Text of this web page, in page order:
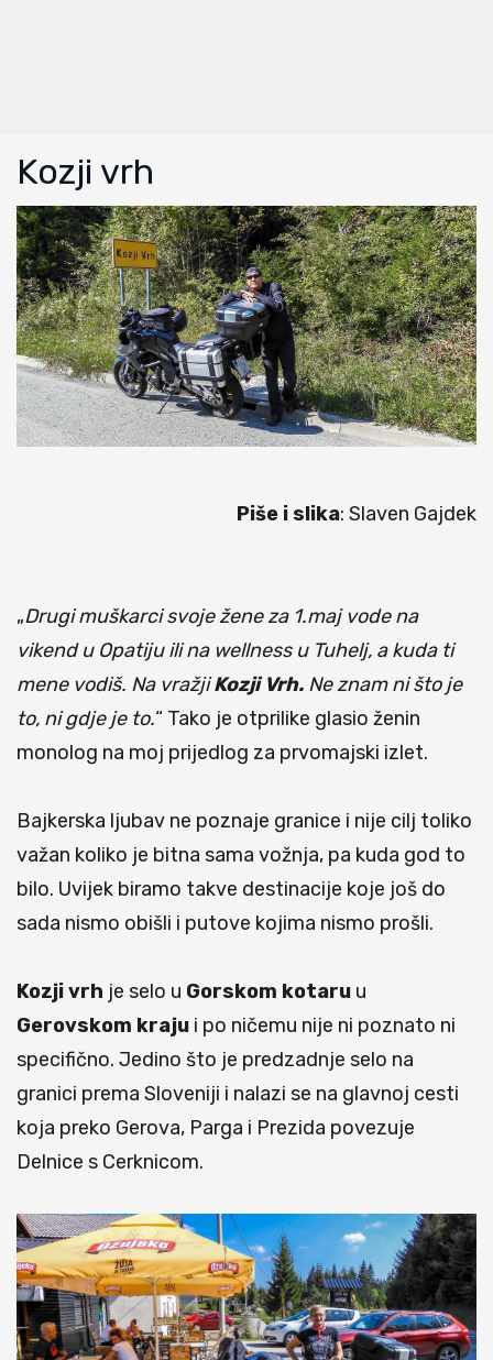
Kozji vrh
Piše i slika: Slaven Gajdek
„Drugi muškarci svoje žene za 1.maj vode na
vikend u Opatiju ili na wellness u Tuhelj, a kuda ti
mene vodiš. Na vražjiKozji Vrh. Ne znam ni što je
to, ni gdje je to.“ Tako je otprilike glasio ženin
monolog na moj prijedlog za prvomajski izlet.
Bajkerska ljubav ne poznaje granice i nije cilj toliko
važan koliko je bitna sama vožnja, pa kuda god to
bilo. Uvijek biramo takve destinacije koje još do
sada nismo obišli i putove kojima nismo prošli.
Kozji vrh je selo u Gorskom kotaru u
Gerovskom kraju i po ničemu nije ni poznato ni
specifično. Jedino što je predzadnje selo na
granici prema Sloveniji i nalazi se na glavnoj cesti
koja preko Gerova, Parga i Prezida povezuje
Delnice s Cerknicom.